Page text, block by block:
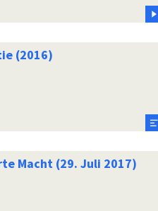
(2016)
Macht (29. Juli 2017)